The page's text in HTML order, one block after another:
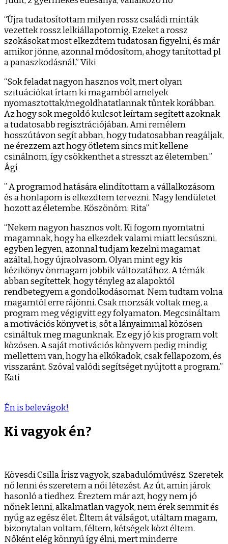
“Újra tudatosítottam milyen rossz családi minták
vezettek rossz lelkiállapotomig. Ezeket a rossz
szokásokat most elkezdtem tudatosan figyelni, és már
amikor jönne, azonnal módosítom, ahogy tanítottad pl
a panaszkodásnál.” Viki
“Sok feladat nagyon hasznos volt, mert olyan
szituációkat írtam ki magamból amelyek
nyomasztottak/megoldhatatlannak tűntek korábban.
Az hogy sok megoldó kulcsot leírtam segített azoknak
a tudatosabb regisztrációjában. Ami remélem
hosszútávon segít abban, hogy tudatosabban reagáljak,
ne érezzem azt hogy ötletem sincs mit kellene
csinálnom, így csökkenthet a stresszt az életemben.”
Ági
” A programod hatására elindítottam a vállalkozásom
és a honlapom is elkezdtem tervezni. Nagy lendületet
hozott az életembe. Köszönöm: Rita”
“Nekem nagyon hasznos volt. Ki fogom nyomtatni
magamnak, hogy ha elkezdek valami miatt lecsúszni,
egyben legyen, azonnal tudjam kezelni magamat
azáltal, hogy újraolvasom. Olyan mint egy kis
kézikönyv önmagam jobbik változatához. A témák
abban segítettek, hogy tényleg az alapoktól
rendbetegyem a gondolkodásomat. Nem tudtam volna
magamtól erre rájönni. Csak morzsák voltak meg, a
program meg végigvitt egy folyamaton. Megcsináltam
a motivációs könyvet is, sőt a lányaimmal közösen
csináltuk meg magunknak. Ez egy jó kis program volt
közösen. A saját motivációs könyvem pedig mindig
mellettem van, hogy ha elkókadok, csak fellapozom, és
visszaránt. Szóval valódi segítséget nyújtott a program.”
Kati
Én is belevágok!
Ki vagyok én?
Kövesdi Csilla Írisz vagyok, szabadulóművész. Szeretek
nő lenni és szeretem a női létezést. Az út, amin járok
hasonló a tiedhez. Éreztem már azt, hogy nem jó
nőnek lenni, alkalmatlan vagyok, nem érek semmit és
nyűg az egész élet. Éltem át válságot, utáltam magam,
bizonytalan voltam, féltem, kétségek közt éltem.
Nőként elég könnyű így élni, mert minderre